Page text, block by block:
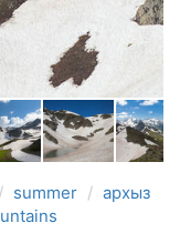
summer
архыз